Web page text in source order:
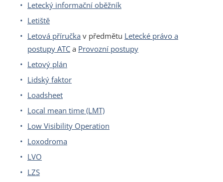
Letecký informační oběžník
Letiště
Letová příručka v předmětu Letecké právo a
postupy ATC a Provozní postupy
Letový plán
Lidský faktor
Loadsheet
Local mean time (LMT)
Low Visibility Operation
Loxodroma
LVO
LZS